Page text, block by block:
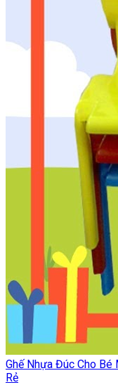
Ghế Nhựa Đúc Cho Bé
Rẻ